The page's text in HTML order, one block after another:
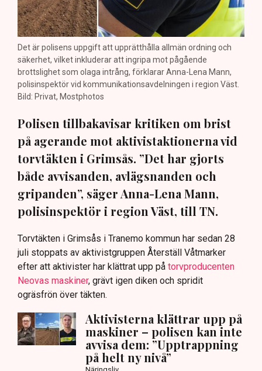
Det är polisens uppgift att upprätthålla allmän ordning och
säkerhet, vilket inkluderar att ingripa mot pågående
brottslighet som olaga intrång, förklarar Anna-Lena Mann,
polisinspektör vid kommunikationsavdelningen i region Väst.
Bild: Privat, Mostphotos
Polisen tillbakavisar kritiken om brist
på agerande mot aktivistaktionerna vid
torvtäkten i Grimsås. ”Det har gjorts
både avvisanden, avlägsnanden och
gripanden”, säger Anna-Lena Mann,
polisinspektör i region Väst, till TN.
Torvtäkten i Grimsås i Tranemo kommun har sedan 28
juli stoppats av aktivistgruppen Återställ Våtmarker
efter att aktivister har klättrat upp på torvproducenten
Neovas maskiner, grävt igen diken och spridit
ogräsfrön över täkten.
Aktivisterna klättrar upp på
maskiner – polisen kan inte
avvisa dem: ”Upptrappning
på helt ny nivå”